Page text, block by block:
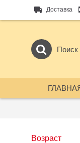
Доставка
Возраст